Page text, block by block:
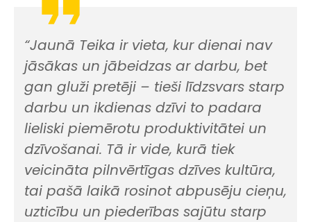
“Jaunā Teika ir vieta, kur dienai nav
jāsākas un jābeidzas ar darbu, bet
gan gluži pretēji – tieši līdzsvars starp
darbu un ikdienas dzīvi to padara
lieliski piemērotu produktivitātei un
dzīvošanai. Tā ir vide, kurā tiek
veicināta pilnvērtīgas dzīves kultūra,
tai pašā laikā rosinot abpusēju cieņu,
uzticību un piederības sajūtu starp